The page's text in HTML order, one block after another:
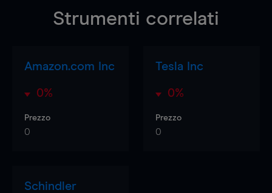
Strumenti correlati
Amazon.com Inc
0%
Prezzo
0
Tesla Inc
0%
Prezzo
0
Schindler